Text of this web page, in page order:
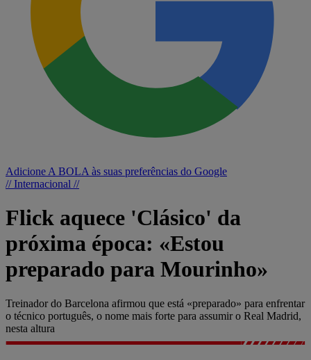
Adicione A BOLA às suas preferências do Google
// Internacional //
Flick aquece 'Clásico' da
próxima época: «Estou
preparado para Mourinho»
Treinador do Barcelona afirmou que está «preparado» para enfrentar
o técnico português, o nome mais forte para assumir o Real Madrid,
nesta altura